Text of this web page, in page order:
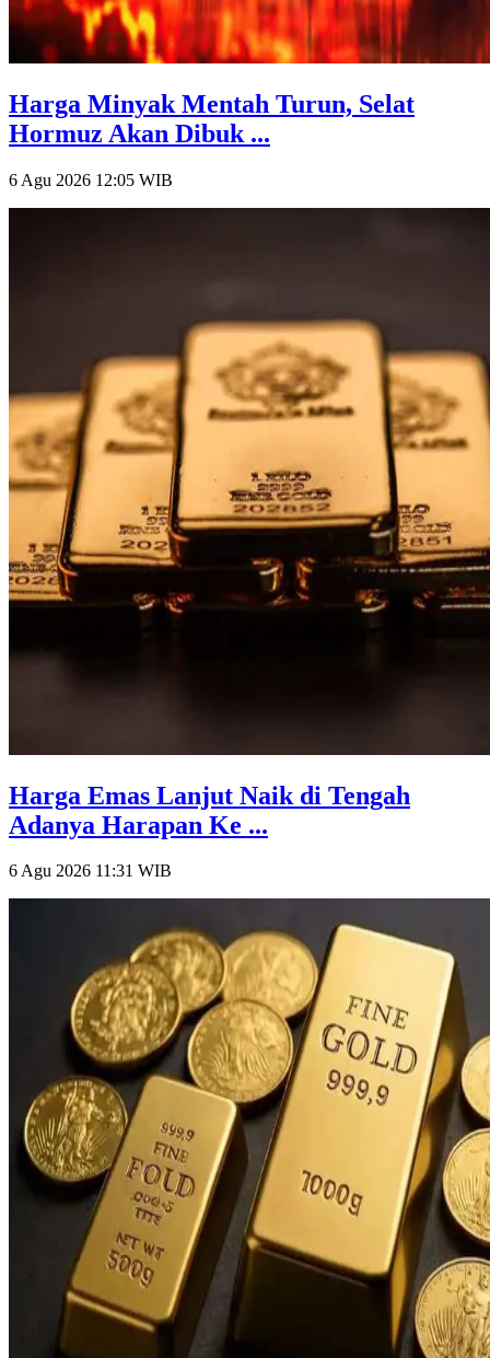
Harga Minyak Mentah Turun, Selat
Hormuz Akan Dibuk ...
6 Agu 2026 12:05 WIB
Harga Emas Lanjut Naik di Tengah
Adanya Harapan Ke ...
6 Agu 2026 11:31 WIB